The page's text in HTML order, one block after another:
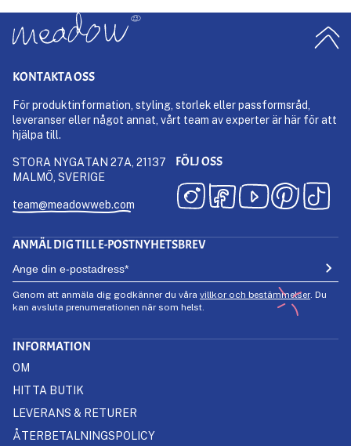
KONTAKTA OSS
För produktinformation, styling, storlek eller passformsråd,
leveranser eller något annat, vårt team av experter är här för att
hjälpa till.
STORA NYGATAN 27A, 21137
MALMÖ, SVERIGE
team@meadowweb.com
FÖLJ OSS
ANMÄL DIG TILL E-POSTNYHETSBREV
Genom att anmäla dig godkänner du våra villkor och bestämmelser. Du
kan avsluta prenumerationen när som helst.
INFORMATION
OM
HITTA BUTIK
LEVERANS & RETURER
ÅTERBETALNINGSPOLICY